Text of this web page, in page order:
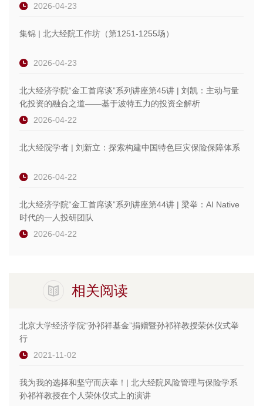
2026-04-23
集锦 | 北大经院工作坊（第1251-1255场）
2026-04-23
北大经济学院“金工首席谈”系列讲座第45讲 | 刘凯：主动与量
化投资的融合之道——基于波特五力的投资全解析
2026-04-22
北大经院学者 | 刘新立：探索构建中国特色巨灾保险保障体系
2026-04-22
北大经济学院“金工首席谈”系列讲座第44讲 | 梁举：AI Native
时代的一人投研团队
2026-04-22
相关阅读
北京大学经济学院“孙祁祥基金”捐赠暨孙祁祥教授荣休仪式举
行
2021-11-02
我为我的选择和坚守而庆幸！| 北大经院风险管理与保险学系
孙祁祥教授在个人荣休仪式上的演讲